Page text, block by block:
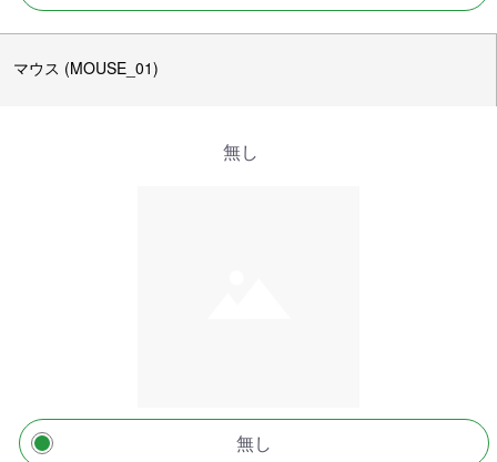
マウス (MOUSE_01)
無し
無し